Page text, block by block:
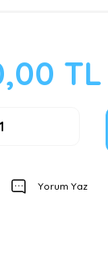
TL
Yorum Yaz